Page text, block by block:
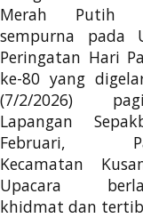
Merah Putih
sempurna pada
Peringatan Hari
ke-80 yang
(7/2/2026)
Lapangan
Februari,
Kecamatan
Upacara
khidmat dan